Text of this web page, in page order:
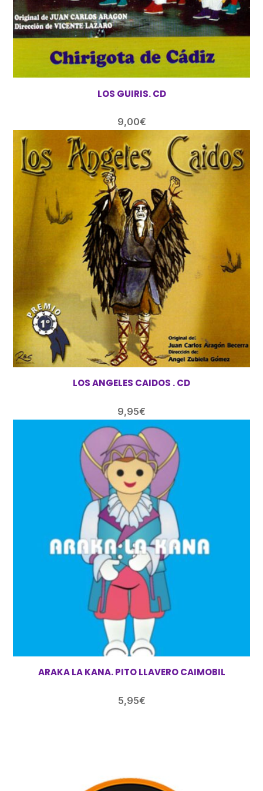
LOS GUIRIS. CD
9,00€
LOS ANGELES CAIDOS . CD
9,95€
ARAKA LA KANA. PITO LLAVERO CAIMOBIL
5,95€